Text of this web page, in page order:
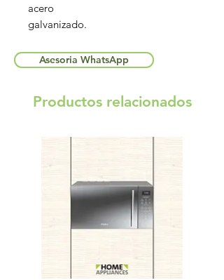
acero
galvanizado.
Asesoria WhatsApp
Productos relacionados